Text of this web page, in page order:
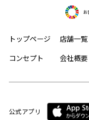
お
トップページ 店舗一覧
コンセプト
会社概要
公式アプリ